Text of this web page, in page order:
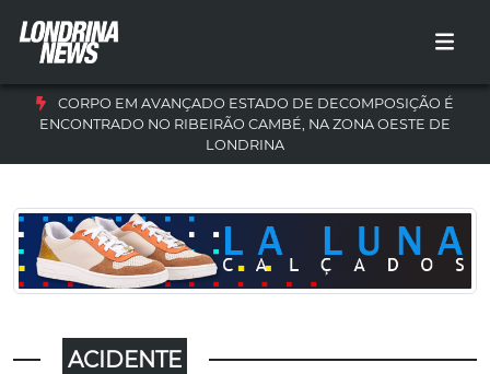
CORPO EM AVANÇADO ESTADO DE DECOMPOSIÇÃO É
ENCONTRADO NO RIBEIRÃO CAMBÉ, NA ZONA OESTE DE
LONDRINA
ACIDENTE